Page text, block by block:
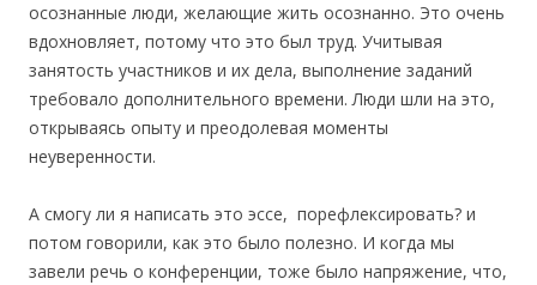
осознанные люди, желающие жить осознанно. Это очень
вдохновляет, потому что это был труд. Учитывая
занятость участников и их дела, выполнение заданий
требовало дополнительного времени. Люди шли на это,
открываясь опыту и преодолевая моменты
неуверенности.
А смогу ли я написать это эссе, порефлексировать? и
потом говорили, как это было полезно. И когда мы
завели речь о конференции, тоже было напряжение, что,